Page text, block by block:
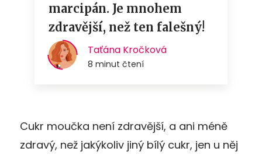
Cukr moučka není zdravější, a ani méně
zdravý, než jakýkoliv jiný bílý cukr, jen u něj